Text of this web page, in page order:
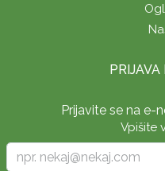
Prijavite se na e-
Vpišite